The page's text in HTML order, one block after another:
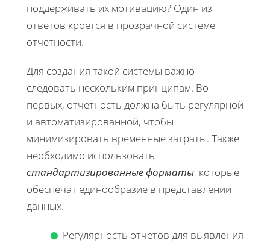
поддерживать их мотивацию? Один из
ответов кроется в прозрачной системе
отчетности.
Для создания такой системы важно
следовать нескольким принципам. Во-
первых, отчетность должна быть регулярной
и автоматизированной, чтобы
минимизировать временные затраты. Также
необходимо использовать
стандартизированные форматы, которые
обеспечат единообразие в представлении
данных.
Регулярность отчетов для выявления